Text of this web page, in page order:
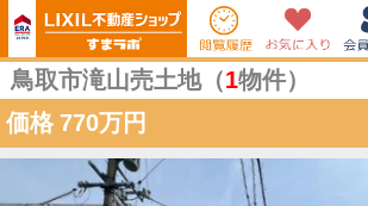
鳥取市滝山売土地（1物件）
価格 770万円